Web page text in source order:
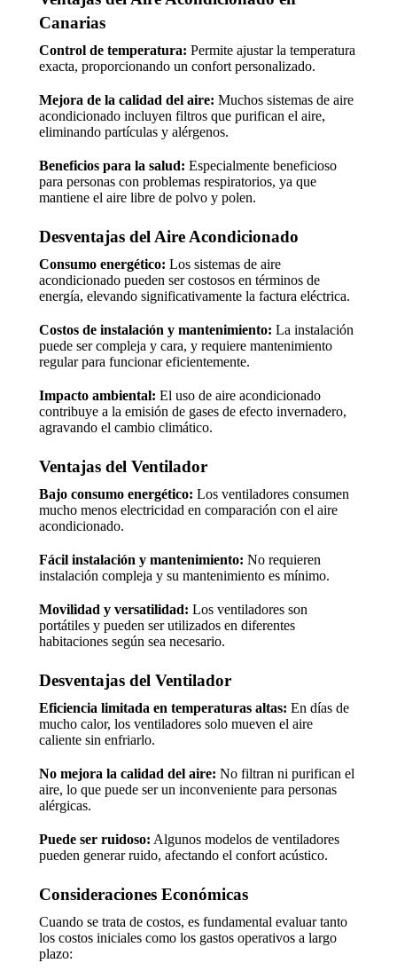
Canarias
Control de temperatura: Permite ajustar la temperatura
exacta, proporcionando un confort personalizado.
Mejora de la calidad del aire: Muchos sistemas de aire
acondicionado incluyen filtros que purifican el aire,
eliminando partículas y alérgenos.
Beneficios para la salud: Especialmente beneficioso
para personas con problemas respiratorios, ya que
mantiene el aire libre de polvo y polen.
Desventajas del Aire Acondicionado
Consumo energético: Los sistemas de aire
acondicionado pueden ser costosos en términos de
energía, elevando significativamente la factura eléctrica.
Costos de instalación y mantenimiento: La instalación
puede ser compleja y cara, y requiere mantenimiento
regular para funcionar eficientemente.
Impacto ambiental: El uso de aire acondicionado
contribuye a la emisión de gases de efecto invernadero,
agravando el cambio climático.
Ventajas del Ventilador
Bajo consumo energético: Los ventiladores consumen
mucho menos electricidad en comparación con el aire
acondicionado.
Fácil instalación y mantenimiento: No requieren
instalación compleja y su mantenimiento es mínimo.
Movilidad y versatilidad: Los ventiladores son
portátiles y pueden ser utilizados en diferentes
habitaciones según sea necesario.
Desventajas del Ventilador
Eficiencia limitada en temperaturas altas: En días de
mucho calor, los ventiladores solo mueven el aire
caliente sin enfriarlo.
No mejora la calidad del aire: No filtran ni purifican el
aire, lo que puede ser un inconveniente para personas
alérgicas.
Puede ser ruidoso: Algunos modelos de ventiladores
pueden generar ruido, afectando el confort acústico.
Consideraciones Económicas
Cuando se trata de costos, es fundamental evaluar tanto
los costos iniciales como los gastos operativos a largo
plazo: